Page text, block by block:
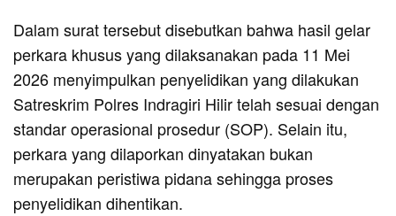
Dalam surat tersebut disebutkan bahwa hasil gelar
perkara khusus yang dilaksanakan pada 11 Mei
2026 menyimpulkan penyelidikan yang dilakukan
Satreskrim Polres Indragiri Hilir telah sesuai dengan
standar operasional prosedur (SOP). Selain itu,
perkara yang dilaporkan dinyatakan bukan
merupakan peristiwa pidana sehingga proses
penyelidikan dihentikan.